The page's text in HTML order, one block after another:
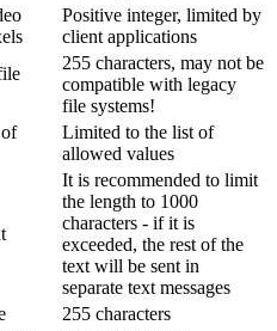
Positive integer, limited by
client applications
255 characters, may not be
compatible with legacy
file systems!
Limited to the list of
allowed values
It is recommended to limit
the length to 1000
characters - if it is
exceeded, the rest of the
text will be sent in
separate text messages
255 characters